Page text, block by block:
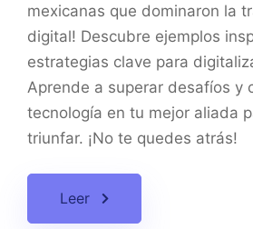
mexicanas que dominaron la
digital! Descubre ejemplos
estrategias clave para
Aprende a superar desafíos y
tecnología en tu mejor aliada
triunfar. ¡No te quedes atrás!
Leer